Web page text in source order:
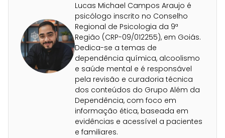
Lucas Michael Campos Araujo é
psicólogo inscrito no Conselho
Regional de Psicologia da 9ª
Região (CRP-09/012255), em Goiás.
Dedica-se a temas de
dependência química, alcoolismo
e saúde mental e é responsável
pela revisão e curadoria técnica
dos conteúdos do Grupo Além da
Dependência, com foco em
informação ética, baseada em
evidências e acessível a pacientes
e familiares.